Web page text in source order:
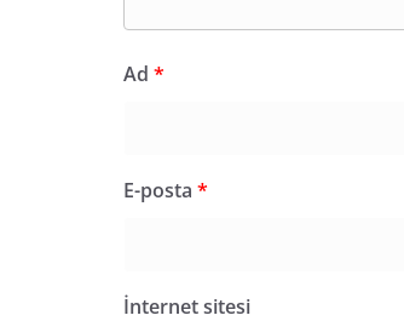
Ad *
E-posta *
İnternet sitesi